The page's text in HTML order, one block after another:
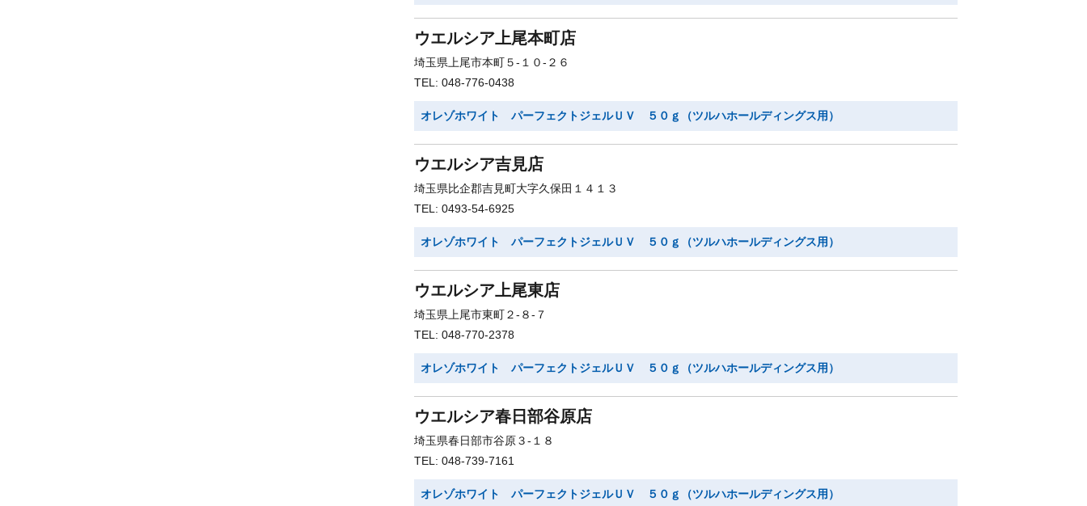
ウエルシア上尾本町店
埼玉県上尾市本町５-１０-２６
TEL: 048-776-0438
オレゾホワイト パーフェクトジェルＵＶ ５０ｇ（ツルハホールディングス用）
ウエルシア吉見店
埼玉県比企郡吉見町大字久保田１４１３
TEL: 0493-54-6925
オレゾホワイト パーフェクトジェルＵＶ ５０ｇ（ツルハホールディングス用）
ウエルシア上尾東店
埼玉県上尾市東町２-８-７
TEL: 048-770-2378
オレゾホワイト パーフェクトジェルＵＶ ５０ｇ（ツルハホールディングス用）
ウエルシア春日部谷原店
埼玉県春日部市谷原３-１８
TEL: 048-739-7161
オレゾホワイト パーフェクトジェルＵＶ ５０ｇ（ツルハホールディングス用）